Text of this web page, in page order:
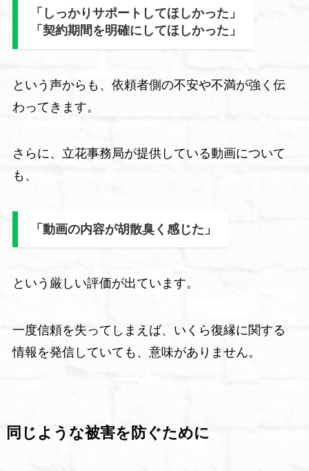
「しっかりサポートしてほしかった」
「契約期間を明確にしてほしかった」
という声からも、依頼者側の不安や不満が強く伝
わってきます。
さらに、立花事務局が提供している動画について
も、
「動画の内容が胡散臭く感じた」
という厳しい評価が出ています。
一度信頼を失ってしまえば、いくら復縁に関する
情報を発信していても、意味がありません。
同じような被害を防ぐために